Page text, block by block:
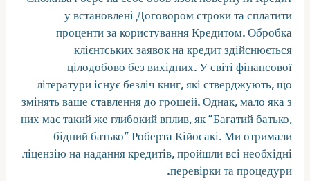
у встановлені Договором строки та сплатити
проценти за користування Кредитом. Обробка
клієнтських заявок на кредит здійснюється
цілодобово без вихідних. У світі фінансової
літератури існує безліч книг, які стверджують, що
змінять ваше ставлення до грошей. Однак, мало яка з
них має такий же глибокий вплив, як “Багатий батько,
бідний батько” Роберта Кійосакі. Ми отримали
ліцензію на надання кредитів, пройшли всі необхідні
перевірки та процедури.